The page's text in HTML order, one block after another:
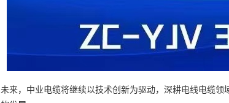
未来，中业电缆将继续以技术创新为驱动，深耕电线电缆